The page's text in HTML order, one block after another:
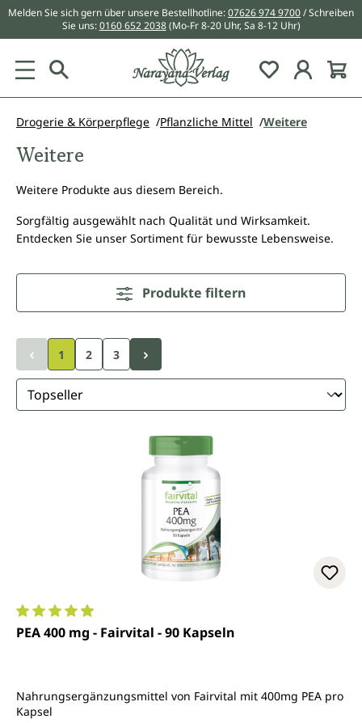
springen
Melden Sie sich gern über unsere Bestellhotline:07626 974 9700/ Schreiben
Sie uns:0160 652 2038 (Mo-Fr 8-20 Uhr, Sa 8-12 Uhr)
Du hast 0
Drogerie & Körperpflege Pflanzliche Mittel Weitere
Weitere
Weitere Produkte aus diesem Bereich.
Sorgfältig ausgewählt nach Qualität und Wirksamkeit.
Entdecken Sie unser Sortiment für bewusste Lebensweise.
Produkte filtern
1 2 3
Durchschnittliche Bewertung von 4.9 von 5 Sternen
PEA 400 mg - Fairvital - 90 Kapseln
Nahrungsergänzungsmittel von Fairvital mit 400mg PEA pro
Kapsel